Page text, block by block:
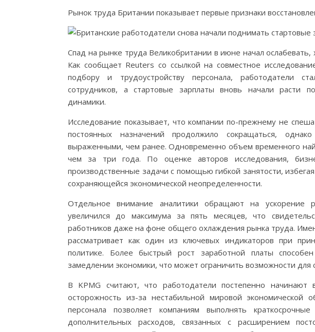
Рынок труда Британии показывает первые признаки
Спад на рынке труда Великобритании в июне начал ослабевать,
Как сообщает Reuters со ссылкой на совместное
подбору и трудоустройству персонала, работодатели
сотрудников, а стартовые зарплаты вновь начали расти
динамики.
Исследование показывает, что компании по-прежнему не
постоянных назначений продолжило сокращаться,
выраженными, чем ранее. Одновременно объем временного
чем за три года. По оценке авторов исследования,
производственные задачи с помощью гибкой занятости,
сохраняющейся экономической неопределенности.
Отдельное внимание аналитики обращают на ускорение
увеличился до максимума за пять месяцев, что
работников даже на фоне общего охлаждения рынка труда.
рассматривает как один из ключевых индикаторов при
политике. Более быстрый рост заработной платы
замедлении экономики, что может ограничить возможности для
В KPMG считают, что работодатели постепенно начинают
осторожность из-за нестабильной мировой экономической
персонала позволяет компаниям выполнять
дополнительных расходов, связанных с расширением